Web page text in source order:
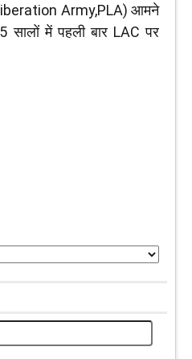
Army,PLA) आमने
सालों में पहली बार LAC पर